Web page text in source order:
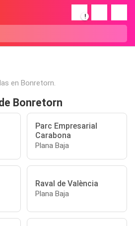
!
en Bonretorn.
Bonretorn
Parc Empresarial
Carabona
Plana Baja
Raval de València
Plana Baja